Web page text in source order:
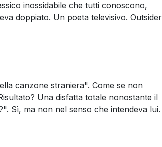
inossidabile che tutti conoscono,
doppiato. Un poeta televisivo. Outsider
canzone straniera". Come se non
Una disfatta totale nonostante il
Sì, ma non nel senso che intendeva lui.